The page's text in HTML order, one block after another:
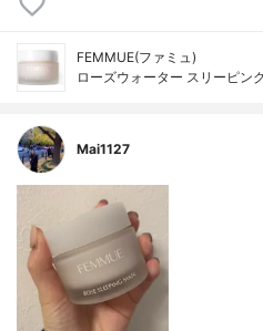
FEMMUE(ファミュ)
ローズウォーター スリーピン
Mai1127